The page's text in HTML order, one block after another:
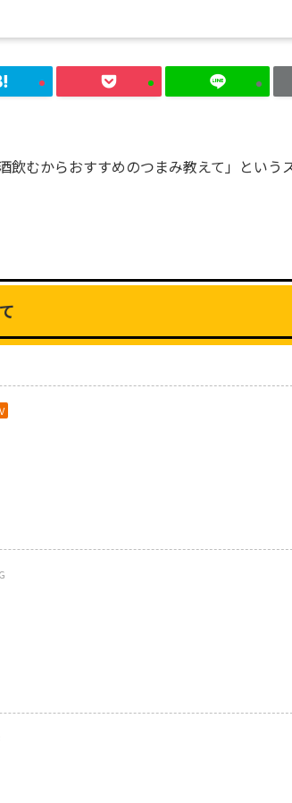
飲むからおすすめのつまみ教えて」という